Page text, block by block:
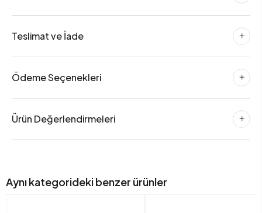
Teslimat ve İade
Ödeme Seçenekleri
Ürün Değerlendirmeleri
Aynı kategorideki benzer ürünler